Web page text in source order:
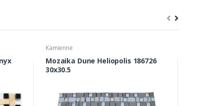
Kamienne
Mozaika Dune Heliopolis 186726
30x30.5